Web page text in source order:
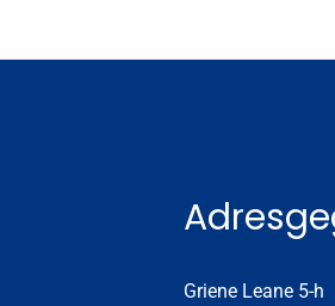
Griene Leane 5-h